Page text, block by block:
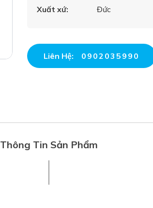
Xuất xứ:
Đức
Liên Hệ: 0902035990
Thông Tin Sản Phẩm